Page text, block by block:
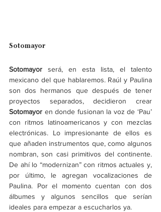
Sotomayor
Sotomayor será, en esta lista, el talento
mexicano del que hablaremos. Raúl y Paulina
son dos hermanos que después de tener
Sotomayor en donde fusionan la voz de ‘Pau’
con ritmos latinoamericanos y con mezclas
electrónicas. Lo impresionante de ellos es
que añaden instrumentos que, como algunos
nombran, son casi primitivos del continente.
De ahí lo “modernizan” con ritmos actuales y,
por último, le agregan vocalizaciones de
Paulina. Por el momento cuentan con dos
álbumes y algunos sencillos que serían
ideales para empezar a escucharlos ya.